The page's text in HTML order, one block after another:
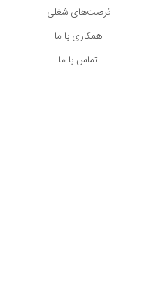
فرصت‌های شغلی
همکاری با ما
تماس با ما